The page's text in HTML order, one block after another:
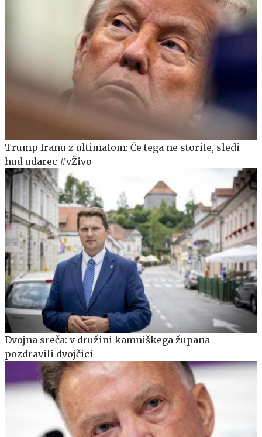
Trump Iranu z ultimatom: Če tega ne storite, sledi
hud udarec #vŽivo
Dvojna sreča: v družini kamniškega župana
pozdravili dvojčici